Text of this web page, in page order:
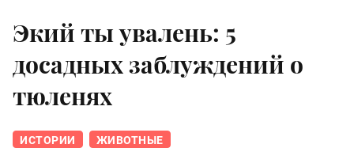
Экий ты увалень: 5
досадных заблуждений о
тюленях
ИСТОРИИ ЖИВОТНЫЕ